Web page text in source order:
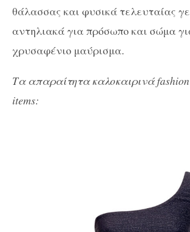
θάλασσας και φυσικά τελευταίας
αντηλιακά για πρόσωπο και σώμα
χρυσαφένιο μαύρισμα.
Τα απαραίτητα καλοκαιρινά fashion
items: